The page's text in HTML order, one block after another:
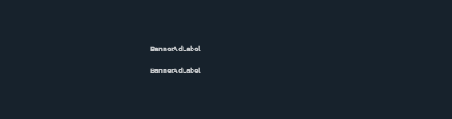
BannerAdLabel
BannerAdLabel